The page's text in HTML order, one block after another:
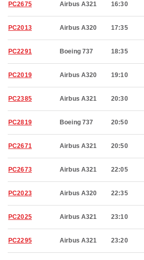
PC2675 Airbus A321 16:30
PC2013 Airbus A320 17:35
PC2291 Boeing 737 18:35
PC2019 Airbus A320 19:10
PC2385 Airbus A321 20:30
PC2819 Boeing 737 20:50
PC2671 Airbus A321 20:50
PC2673 Airbus A321 22:05
PC2023 Airbus A320 22:35
PC2025 Airbus A321 23:10
PC2295 Airbus A321 23:20